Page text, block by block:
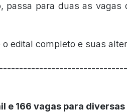
passa para duas as vagas
edital completo e suas
e 166 vagas para